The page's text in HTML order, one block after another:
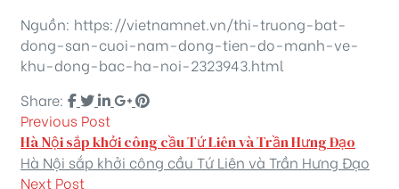
Nguồn: https://vietnamnet.vn/thi-truong-bat-
dong-san-cuoi-nam-dong-tien-do-manh-ve-
khu-dong-bac-ha-noi-2323943.html
Share:
Previous Post
Hà Nội sắp khởi công cầu Tứ Liên và Trần Hưng Đạo
Hà Nội sắp khởi công cầu Tứ Liên và Trần Hưng Đạo
Next Post